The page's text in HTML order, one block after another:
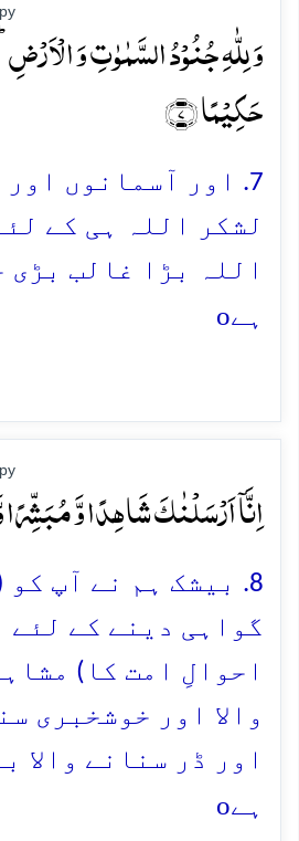
وَ لِلّٰہِ جُنُوۡدُ السَّمٰوٰتِ وَ الۡاَرۡضِ
حَکِیۡمًا ﴿۷﴾
7. اور آسمانوں
لشکر اللہ ہی کے
اللہ بڑا غالب بڑی
ہےo
اِنَّاۤ اَرۡسَلۡنٰکَ شَاہِدًا وَّ مُبَشِّرًا
8. بیشک ہم نے آپ
گواہی دینے کے لئے
احوالِ امت کا)
والا اور خوشخبری
اور ڈر سنانے والا
ہےo